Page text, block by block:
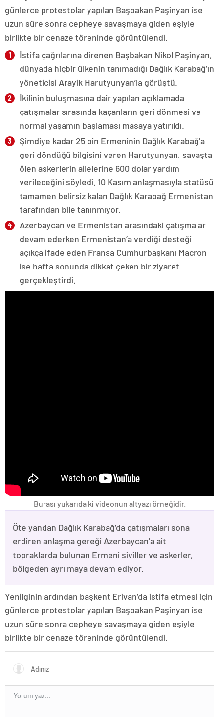
günlerce protestolar yapılan Başbakan Paşinyan ise
uzun süre sonra cepheye savaşmaya giden eşiyle
birlikte bir cenaze töreninde görüntülendi.
İstifa çağrılarına direnen Başbakan Nikol Paşinyan,
dünyada hiçbir ülkenin tanımadığı Dağlık Karabağ’ın
yöneticisi Arayik Harutyunyan’la görüştü.
İkilinin buluşmasına dair yapılan açıklamada
çatışmalar sırasında kaçanların geri dönmesi ve
normal yaşamın başlaması masaya yatırıldı.
Şimdiye kadar 25 bin Ermeninin Dağlık Karabağ’a
geri döndüğü bilgisini veren Harutyunyan, savaşta
ölen askerlerin ailelerine 600 dolar yardım
verileceğini söyledi. 10 Kasım anlaşmasıyla statüsü
tamamen belirsiz kalan Dağlık Karabağ Ermenistan
tarafından bile tanınmıyor.
Azerbaycan ve Ermenistan arasındaki çatışmalar
devam ederken Ermenistan’a verdiği desteği
açıkça ifade eden Fransa Cumhurbaşkanı Macron
ise hafta sonunda dikkat çeken bir ziyaret
gerçekleştirdi.
Burası yukarıda ki videonun altyazı örneğidir.
Öte yandan Dağlık Karabağ’da çatışmaları sona
erdiren anlaşma gereği Azerbaycan’a ait
topraklarda bulunan Ermeni siviller ve askerler,
bölgeden ayrılmaya devam ediyor.
Yenilginin ardından başkent Erivan’da istifa etmesi için
günlerce protestolar yapılan Başbakan Paşinyan ise
uzun süre sonra cepheye savaşmaya giden eşiyle
birlikte bir cenaze töreninde görüntülendi.